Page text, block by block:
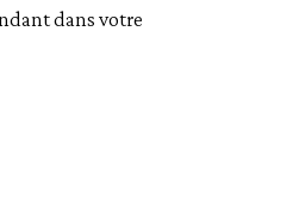
dans votre